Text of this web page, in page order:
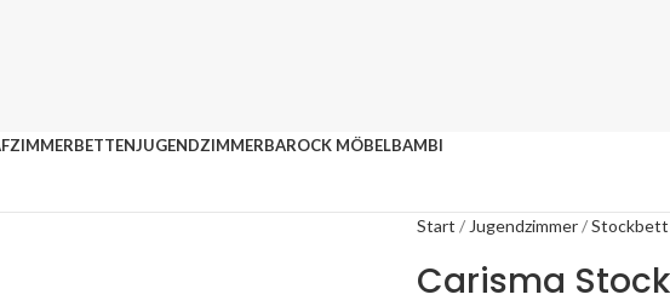
BETTENJUGENDZIMMERBAROCK MÖBELBAMBI
Start Jugendzimmer Stockbett
Carisma